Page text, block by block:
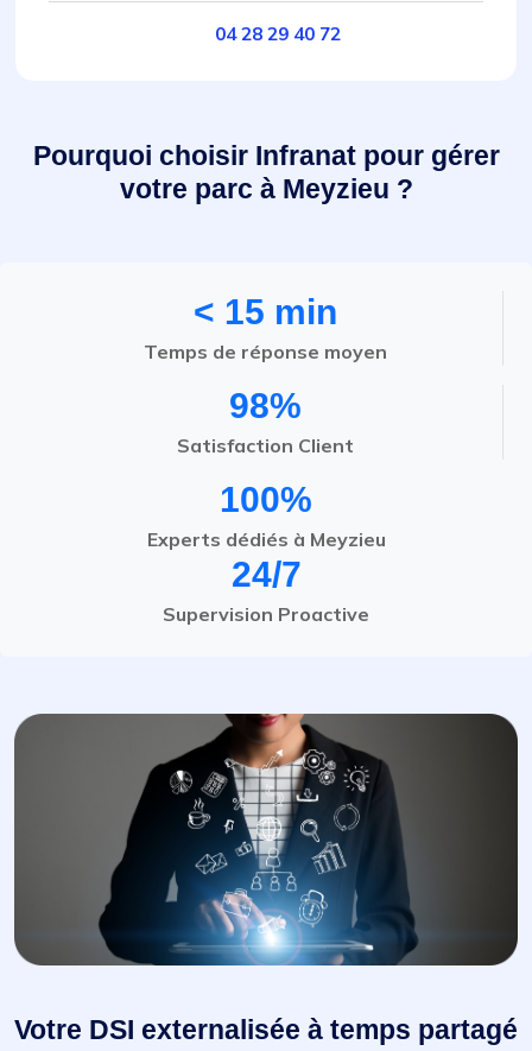
04 28 29 40 72
Pourquoi choisir Infranat pour gérer
votre parc à Meyzieu ?
< 15 min
Temps de réponse moyen
98%
Satisfaction Client
100%
Experts dédiés à Meyzieu
24/7
Supervision Proactive
Votre DSI externalisée à temps partagé